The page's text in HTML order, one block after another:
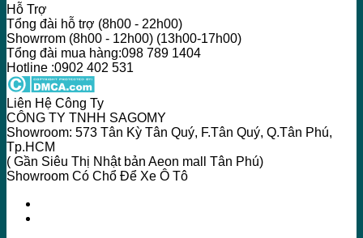
Hỗ Trợ
Tổng đài hỗ trợ (8h00 - 22h00)
Showrrom (8h00 - 12h00) (13h00-17h00)
Tổng đài mua hàng:098 789 1404
Hotline :0902 402 531
Liên Hệ Công Ty
CÔNG TY TNHH SAGOMY
Showroom: 573 Tân Kỳ Tân Quý, F.Tân Quý, Q.Tân Phú,
Tp.HCM
( Gần Siêu Thị Nhật bản Aeon mall Tân Phú)
Showroom Có Chổ Để Xe Ô Tô